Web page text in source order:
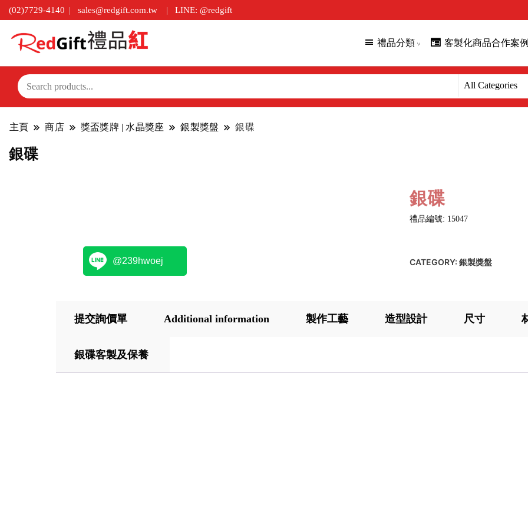
(02)7729-4140 sales@redgift.com.tw LINE: @redgift
禮品分類 客製化商品合作案例
主頁 商店 獎盃獎牌 | 水晶獎座 銀製獎盤 銀碟
銀碟
銀碟
禮品編號: 15047
CATEGORY:銀製獎盤
@239hwoej
提交詢價單 Additional information 製作工藝 造型設計 尺寸
銀碟客製及保養